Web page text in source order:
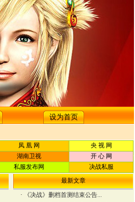
设为首页
凤 凰 网
央 视 网
湖南卫视
开 心 网
私服发布网
决战私服
最新文章
·
《决战》删档首测结束公告...